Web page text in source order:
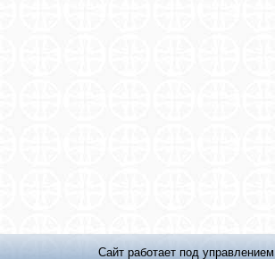
Сайт работает под управлением